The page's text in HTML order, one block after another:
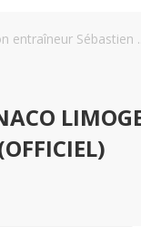
entraîneur Sébastien